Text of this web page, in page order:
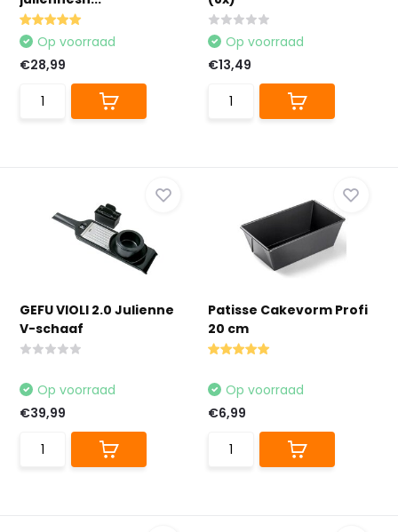
Op voorraad
€28,99
Op voorraad
€13,49
GEFU VIOLI 2.0 Julienne
V-schaaf
Op voorraad
€39,99
Patisse Cakevorm Profi
20 cm
Op voorraad
€6,99